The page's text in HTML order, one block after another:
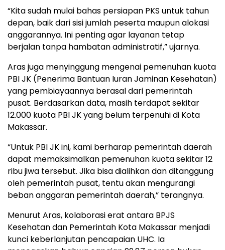
“Kita sudah mulai bahas persiapan PKS untuk tahun
depan, baik dari sisi jumlah peserta maupun alokasi
anggarannya. Ini penting agar layanan tetap
berjalan tanpa hambatan administratif,” ujarnya.
Aras juga menyinggung mengenai pemenuhan kuota
PBI JK (Penerima Bantuan Iuran Jaminan Kesehatan)
yang pembiayaannya berasal dari pemerintah
pusat. Berdasarkan data, masih terdapat sekitar
12.000 kuota PBI JK yang belum terpenuhi di Kota
Makassar.
“Untuk PBI JK ini, kami berharap pemerintah daerah
dapat memaksimalkan pemenuhan kuota sekitar 12
ribu jiwa tersebut. Jika bisa dialihkan dan ditanggung
oleh pemerintah pusat, tentu akan mengurangi
beban anggaran pemerintah daerah,” terangnya.
Menurut Aras, kolaborasi erat antara BPJS
Kesehatan dan Pemerintah Kota Makassar menjadi
kunci keberlanjutan pencapaian UHC. Ia